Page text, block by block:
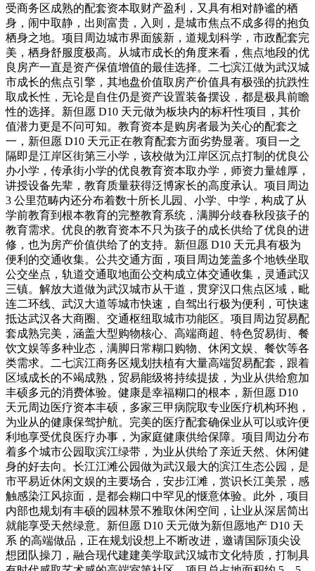
受商务区成熟的配套资本取财产盈利，又具有相对静谧的栖
身，闹中取静，出则富贵，入则，是城市焦点不成多得的抱负
栖身之地。项目周边城市界面簇新，道规划科学，市政配套完
美，栖身舒服度极高。从城市成长的角度来看，焦点地段的优
良房产一直是资产保值增值的最佳选择。二七滨江做为武汉城
市成长的焦点引擎，其地盘价值取房产价值具有极强的抗跌性
取成长性，无论是自住仍是资产设置装备摆设，都是极具前瞻
性的选择。新但愿 D10 天元做为板块内的标杆性项目，其价
值潜力更是不问可知。教育资本是购房者最为关心的配套之
一，新但愿 D10 天元正在教育配套方面劣势显著。项目一之
隔即是江岸区街第三小学，该校做为江岸区沉点打制的优良公
办小学，传承街小学的优良教育资本取办学，师资力量雄厚，
讲授设备先辈，教育质量获得泛博家长的高度承认。项目周边
3 公里范畴内还分布着数十所长儿园、小学、中学，构成了从
学前教育到根本教育的完整教育系统，满脚分歧春秋段孩子的
教育需求。优良的教育资本不只为孩子的成长供给了优良的进
修，也为房产价值供给了的支持。新但愿 D10 天元具有极为
便利的交通收集。公共交通方面，项目周边笼盖多个地铁坐取
公交坐点，轨道交通取地面公交构成立体交通收集，灵通武汉
三镇。解放大道做为武汉城市从干道，贯穿汉口焦点区域，毗
连二环线、武汉大道等城市快速，自驾出行极为便利，可快速
抵达武汉各大商圈、交通枢纽取城市功能区。项目周边贸易配
套成熟完美，涵盖大型购物核心、高端商超、特色贸易街、餐
饮文娱等多种业态，满脚日常糊口购物、休闲文娱、餐饮等各
类需求。二七滨江商务区规划扶植有大量高端贸易配套，跟着
区域成长的不竭成熟，贸易能级将持续提拔，为业从供给愈加
丰硕多元的消费体验。健康是幸福糊口的根本，新但愿 D10
天元周边医疗资本丰硕，多家三甲病院取专业医疗机构环抱，
为业从的健康保驾护航。完美的医疗配套确保业从可以或许便
利地享受优良医疗办事，为家庭健康供给保障。项目周边分布
着多个城市公园取滨江绿带，为业从供给了亲近天然、休闲健
身的好去向。长江江滩公园做为武汉最大的滨江生态公园，是
市平易近休闲文娱的主要场合，安步江滩，赏识长江美景，感
触感染江风掠面，是都会糊口中罕见的惬意体验。此外，项目
内部也规划有丰硕的园林景不雅取休闲空间，让业从深居简出
就能享受天然绿意。新但愿 D10 天元做为新但愿地产 D10 天
系 的高端做品，正在规划设想上不断改进，邀请国际顶尖设
想团队操刀，融合现代建建美学取武汉城市文化特质，打制具